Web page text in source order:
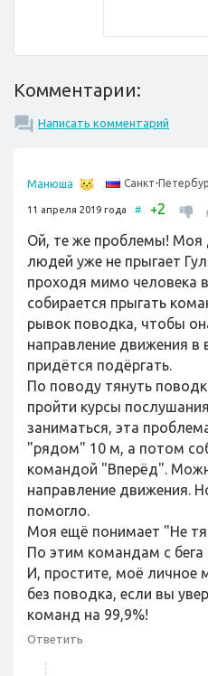
Комментарии:
Написать комментарий
Манюша Санкт-
11 апреля 2019 года # +2
Ой, те же проблемы! Моя
людей уже не прыгает
проходя мимо человека
собирается прыгать
рывок поводка, чтобы
направление движения в
придётся подёргать.
По поводу тянуть
пройти курсы
заниматься, эта
"рядом" 10 м, а потом
командой "Вперёд".
направление движения.
помогло.
Моя ещё понимает "Не
По этим командам с бега
И, простите, моё личное
без поводка, если вы
команд на 99,9%!
Ответить